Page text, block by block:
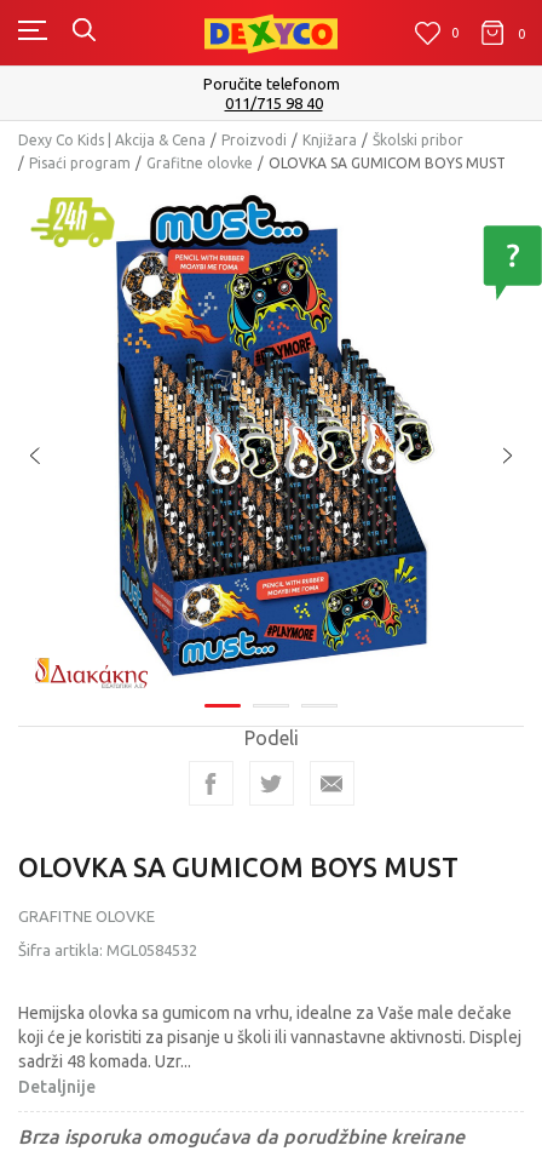
0 0 0
Poručite telefonom
011/715 98 40
Dexy Co Kids | Akcija & Cena Proizvodi Knjižara
Školski pribor
Pisaći program
Grafitne olovke OLOVKA SA GUMICOM BOYS MUST
Podeli
OLOVKA SA GUMICOM BOYS MUST
GRAFITNE OLOVKE
Šifra artikla: MGL0584532
Hemijska olovka sa gumicom na vrhu, idealne za Vaše male dečake
koji će je koristiti za pisanje u školi ili vannastavne aktivnosti. Displej
sadrži 48 komada. Uzr...
Detaljnije
Brza isporuka omogućava da porudžbine kreirane